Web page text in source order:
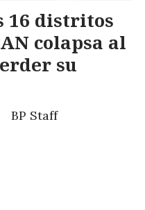
16 distritos
colapsa al
su
BP Staff